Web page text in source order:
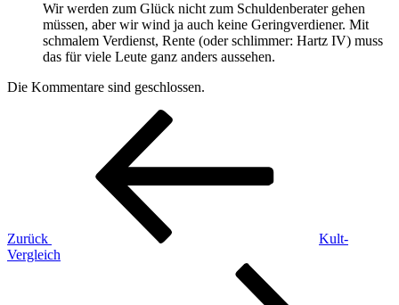
Wir werden zum Glück nicht zum Schuldenberater gehen
müssen, aber wir wind ja auch keine Geringverdiener. Mit
schmalem Verdienst, Rente (oder schlimmer: Hartz IV) muss
das für viele Leute ganz anders aussehen.
Die Kommentare sind geschlossen.
Beitragsnavigation
Zurück
Kult-
Vergleich